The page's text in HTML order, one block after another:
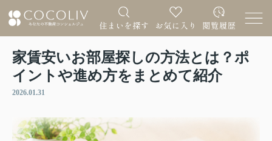
家賃安いお部屋探しの方法とは？ポ
イントや進め方をまとめて紹介
2026.01.31